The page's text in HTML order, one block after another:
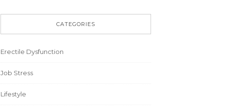
CATEGORIES
Erectile Dysfunction
Job Stress
Lifestyle